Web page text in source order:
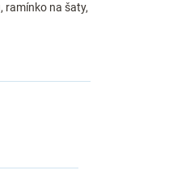
ramínko na šaty,